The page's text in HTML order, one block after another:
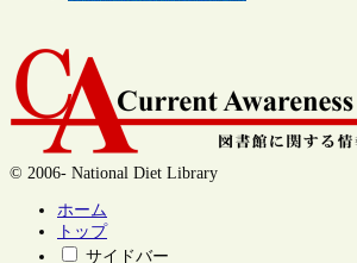
© 2006- National Diet Library
ホーム
トップ
サイドバー